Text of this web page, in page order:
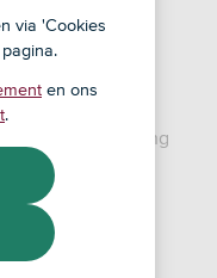
kán een lening
het hele
plus rente.
via 'Cookies
en ons
.